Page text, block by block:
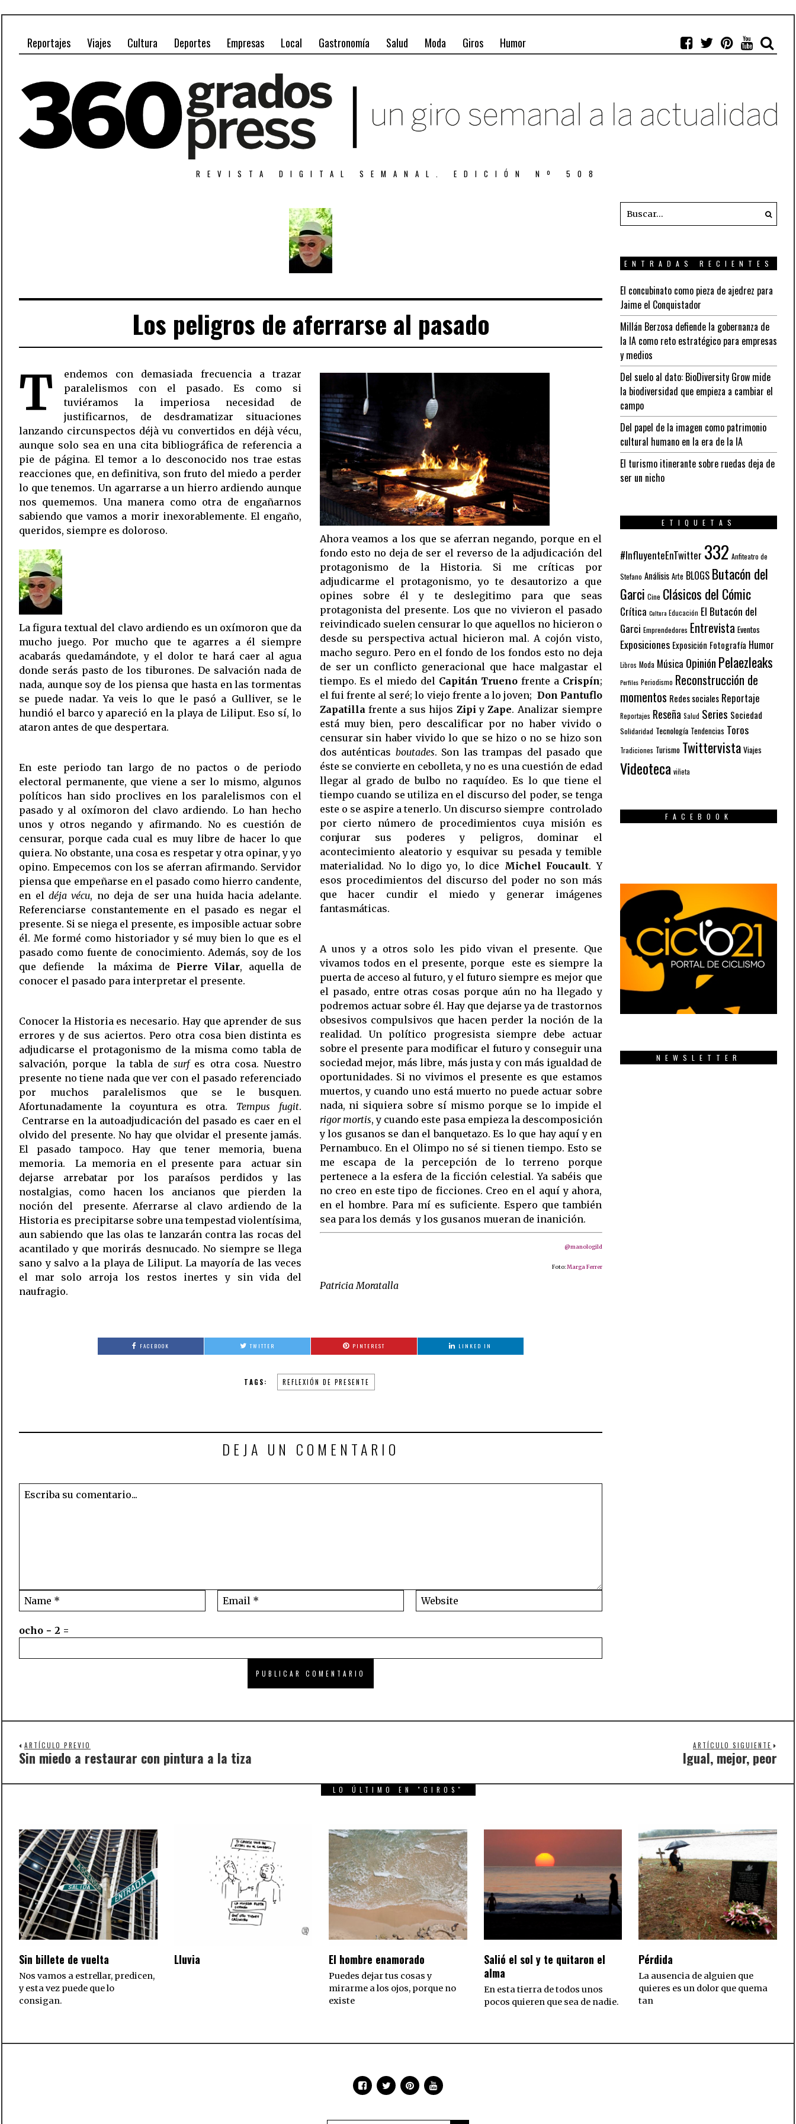
Reportajes Viajes Cultura Deportes Empresas Local Gastronomía Salud Moda Giros Humor
REVISTA DIGITAL SEMANAL. EDICIÓN Nº 508
Los peligros de aferrarse al pasado
T
endemos con demasiada frecuencia a trazar
paralelismos con el pasado. Es como si
tuviéramos la imperiosa necesidad de
justificarnos, de desdramatizar situaciones
lanzando circunspectos déjà vu convertidos en déjà vécu,
aunque solo sea en una cita bibliográfica de referencia a
pie de página. El temor a lo desconocido nos trae estas
reacciones que, en definitiva, son fruto del miedo a perder
lo que tenemos. Un agarrarse a un hierro ardiendo aunque
nos quememos. Una manera como otra de engañarnos
sabiendo que vamos a morir inexorablemente. El engaño,
queridos, siempre es doloroso.
La figura textual del clavo ardiendo es un oxímoron que da
mucho juego. Por mucho que te agarres a él siempre
acabarás quedamándote, y el dolor te hará caer al agua
donde serás pasto de los tiburones. De salvación nada de
nada, aunque soy de los piensa que hasta en las tormentas
se puede nadar. Ya veis lo que le pasó a Gulliver, se le
hundió el barco y apareció en la playa de Liliput. Eso sí, lo
ataron antes de que despertara.
En este periodo tan largo de no pactos o de periodo
electoral permanente, que viene a ser lo mismo, algunos
políticos han sido proclives en los paralelismos con el
pasado y al oxímoron del clavo ardiendo. Lo han hecho
unos y otros negando y afirmando. No es cuestión de
censurar, porque cada cual es muy libre de hacer lo que
quiera. No obstante, una cosa es respetar y otra opinar, y yo
opino. Empecemos con los se aferran afirmando. Servidor
piensa que empeñarse en el pasado como hierro candente,
en el déja vécu, no deja de ser una huida hacia adelante.
Referenciarse constantemente en el pasado es negar el
presente. Si se niega el presente, es imposible actuar sobre
él. Me formé como historiador y sé muy bien lo que es el
pasado como fuente de conocimiento. Además, soy de los
que defiende la máxima de Pierre Vilar, aquella de
conocer el pasado para interpretar el presente.
Conocer la Historia es necesario. Hay que aprender de sus
errores y de sus aciertos. Pero otra cosa bien distinta es
adjudicarse el protagonismo de la misma como tabla de
salvación, porque la tabla de surfes otra cosa. Nuestro
presente no tiene nada que ver con el pasado referenciado
por muchos paralelismos que se le busquen.
Afortunadamente la coyuntura es otra. Tempus fugit.
Centrarse en la autoadjudicación del pasado es caer en el
olvido del presente. No hay que olvidar el presente jamás.
El pasado tampoco. Hay que tener memoria, buena
memoria. La memoria en el presente para actuar sin
dejarse arrebatar por los paraísos perdidos y las
nostalgias, como hacen los ancianos que pierden la
noción del presente. Aferrarse al clavo ardiendo de la
Historia es precipitarse sobre una tempestad violentísima,
aun sabiendo que las olas te lanzarán contra las rocas del
acantilado y que morirás desnucado. No siempre se llega
sano y salvo a la playa de Liliput. La mayoría de las veces
el mar solo arroja los restos inertes y sin vida del
naufragio.
Ahora veamos a los que se aferran negando, porque en el
fondo esto no deja de ser el reverso de la adjudicación del
protagonismo de la Historia. Si me críticas por
adjudicarme el protagonismo, yo te desautorizo a que
opines sobre él y te deslegitimo para que seas
protagonista del presente. Los que no vivieron el pasado
reivindicado suelen censurar lo que aquellos no hicieron o
desde su perspectiva actual hicieron mal. A cojón visto,
macho seguro. Pero en el fondo de los fondos esto no deja
de ser un conflicto generacional que hace malgastar el
tiempo. Es el miedo del Capitán Truenofrente a Crispín;
el fui frente al seré; lo viejo frente a lo joven; Don Pantuflo
Zapatillafrente a sus hijos ZipiyZape. Analizar siempre
está muy bien, pero descalificar por no haber vivido o
censurar sin haber vivido lo que se hizo o no se hizo son
dos auténticas boutades. Son las trampas del pasado que
éste se convierte en cebolleta, y no es una cuestión de edad
llegar al grado de bulbo no raquídeo. Es lo que tiene el
tiempo cuando se utiliza en el discurso del poder, se tenga
este o se aspire a tenerlo. Un discurso siempre controlado
por cierto número de procedimientos cuya misión es
conjurar sus poderes y peligros, dominar el
acontecimiento aleatorio y esquivar su pesada y temible
materialidad. No lo digo yo, lo dice Michel Foucault. Y
esos procedimientos del discurso del poder no son más
que hacer cundir el miedo y generar imágenes
fantasmáticas.
A unos y a otros solo les pido vivan el presente. Que
vivamos todos en el presente, porque este es siempre la
puerta de acceso al futuro, y el futuro siempre es mejor que
el pasado, entre otras cosas porque aún no ha llegado y
podremos actuar sobre él. Hay que dejarse ya de trastornos
obsesivos compulsivos que hacen perder la noción de la
realidad. Un político progresista siempre debe actuar
sobre el presente para modificar el futuro y conseguir una
sociedad mejor, más libre, más justa y con más igualdad de
oportunidades. Si no vivimos el presente es que estamos
muertos, y cuando uno está muerto no puede actuar sobre
nada, ni siquiera sobre sí mismo porque se lo impide el
rigor mortis, y cuando este pasa empieza la descomposición
y los gusanos se dan el banquetazo. Es lo que hay aquí y en
Pernambuco. En el Olimpo no sé si tienen tiempo. Esto se
me escapa de la percepción de lo terreno porque
pertenece a la esfera de la ficción celestial. Ya sabéis que
no creo en este tipo de ficciones. Creo en el aquí y ahora,
en el hombre. Para mí es suficiente. Espero que también
sea para los demás y los gusanos mueran de inanición.
@manologild
Foto:Marga Ferrer
Patricia Moratalla
FACEBOOK TWITTER PINTEREST LINKED IN
TAGS: REFLEXIÓN DE PRESENTE
DEJA UN COMENTARIO
ocho − 2 =
ENTRADAS RECIENTES
El concubinato como pieza de ajedrez para
Jaime el Conquistador
Millán Berzosa defiende la gobernanza de
la IA como reto estratégico para empresas
y medios
Del suelo al dato: BioDiversity Grow mide
la biodiversidad que empieza a cambiar el
campo
Del papel de la imagen como patrimonio
cultural humano en la era de la IA
El turismo itinerante sobre ruedas deja de
ser un nicho
ETIQUETAS
#InfluyenteEnTwitter 332 Anfiteatro de
Stefano Análisis Arte BLOGS Butacón del
Garci Cine Clásicos del Cómic
Crítica Cultura Educación El Butacón del
Garci Emprendedores Entrevista Eventos
Exposiciones Exposición Fotografía Humor
Libros Moda Música Opinión Pelaezleaks
Perfiles Periodismo Reconstrucción de
momentos Redes sociales Reportaje
Reportajes Reseña Salud Series Sociedad
Solidaridad Tecnología Tendencias Toros
Tradiciones Turismo Twittervista Viajes
Videoteca viñeta
FACEBOOK
NEWSLETTER
ARTÍCULO PREVIO
Previous
Sin miedo a restaurar con pintura a la tiza
ARTÍCULO SIGUIENTE
Igual, mejor, peor
LO ÚLTIMO EN "GIROS"
Sin billete de vuelta
Nos vamos a estrellar, predicen,
y esta vez puede que lo
consigan.
Lluvia El hombre enamorado
Puedes dejar tus cosas y
mirarme a los ojos, porque no
existe
Salió el sol y te quitaron el
alma
En esta tierra de todos unos
pocos quieren que sea de nadie.
Pérdida
La ausencia de alguien que
quieres es un dolor que quema
tan